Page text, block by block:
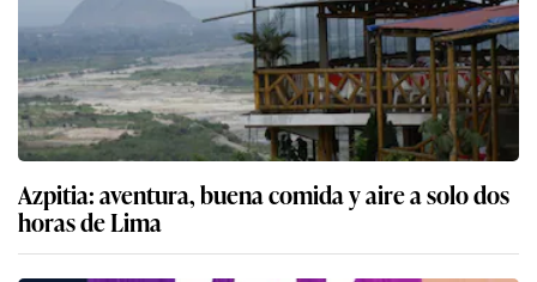
Azpitia: aventura, buena comida y aire a solo dos
horas de Lima